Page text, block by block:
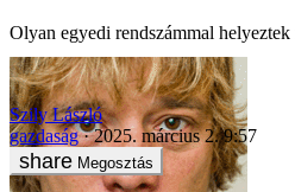
Olyan egyedi rendszámmal
Szily László
gazdaság
2025. március 2. 9:57
Megosztás